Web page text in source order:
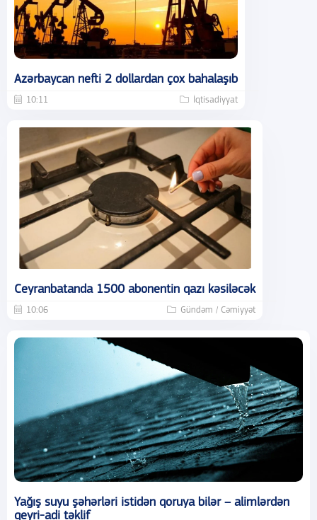
Azərbaycan nefti 2 dollardan çox bahalaşıb
10:11 İqtisadiyyat
Ceyranbatanda 1500 abonentin qazı kəsiləcək
10:06 Gündəm / Cəmiyyət
Yağış suyu şəhərləri istidən qoruya bilər – alimlərdən
qeyri-adi təklif